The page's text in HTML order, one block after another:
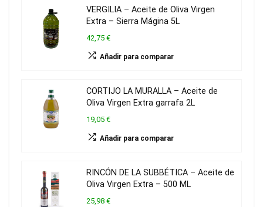
VERGILIA – Aceite de Oliva Virgen
Extra – Sierra Mágina 5L
42,75 €
Añadir para comparar
CORTIJO LA MURALLA – Aceite de
Oliva Virgen Extra garrafa 2L
19,05 €
Añadir para comparar
RINCÓN DE LA SUBBÉTICA – Aceite de
Oliva Virgen Extra – 500 ML
25,98 €